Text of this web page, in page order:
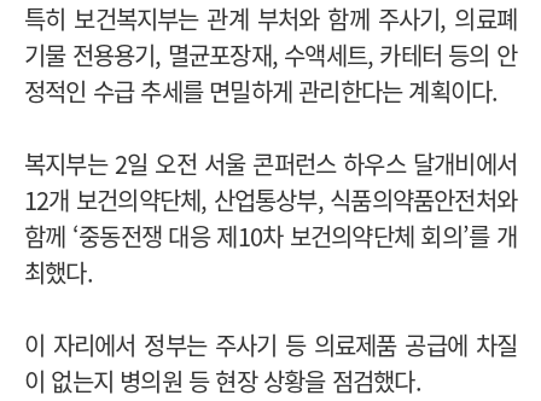
특히 보건복지부는 관계 부처와 함께 주사기, 의료폐
기물 전용용기, 멸균포장재, 수액세트, 카테터 등의 안
정적인 수급 추세를 면밀하게 관리한다는 계획이다.
복지부는 2일 오전 서울 콘퍼런스 하우스 달개비에서
12개 보건의약단체, 산업통상부, 식품의약품안전처와
함께 ‘중동전쟁 대응 제10차 보건의약단체 회의’를 개
최했다.
이 자리에서 정부는 주사기 등 의료제품 공급에 차질
이 없는지 병의원 등 현장 상황을 점검했다.